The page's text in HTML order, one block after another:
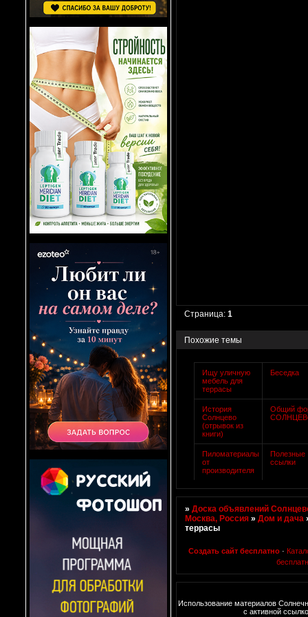
Страница:1
Похожие темы
Ищу уличную
мебель для
террасы
Беседка
История
Солнцево
(отрывок из
книги)
Общий
Пиломатериалы
от
производителя
Полезные
ссылки
»Доска объявлений
Москва, Россия »Дом и дача
террасы
Создать сайт бесплатно ·
Использование материалов
с активной